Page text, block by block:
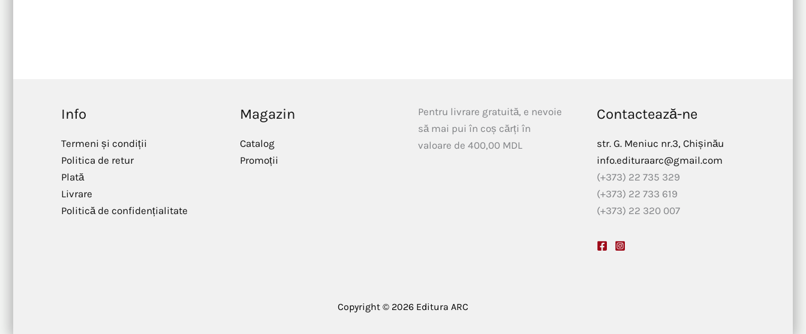
Info
Termeni și condiții
Politica de retur
Plată
Livrare
Politică de confidențialitate
Magazin
Catalog
Promoții
Pentru livrare gratuită, e nevoie
să mai pui în coș cărți în
valoare de 400,00 MDL
Contactează-ne
str. G. Meniuc nr.3, Chișinău
info.edituraarc@gmail.com
(+373) 22 735 329
(+373) 22 733 619
(+373) 22 320 007
Copyright © 2026 Editura ARC